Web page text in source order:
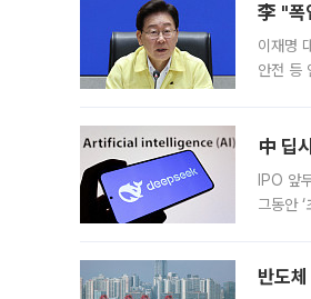
李 "폭
이재명
안전 등
中 딥
IPO 앞
그동안
반도